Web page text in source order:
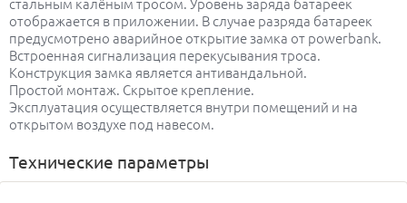
отображается в приложении. В случае разряда батареек
предусмотрено аварийное открытие замка от powerbank.
Встроенная сигнализация перекусывания троса.
Конструкция замка является антивандальной.
Простой монтаж. Скрытое крепление.
Эксплуатация осуществляется внутри помещений и на
открытом воздухе под навесом.
Технические параметры